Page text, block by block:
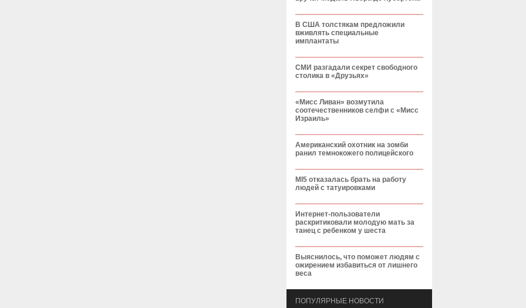
В США толстякам предложили
вживлять специальные
имплантаты
СМИ разгадали секрет свободного
столика в «Друзьях»
«Мисс Ливан» возмутила
соотечественников селфи с «Мисс
Израиль»
Американский охотник на зомби
ранил темнокожего полицейского
MI5 отказалась брать на работу
людей с татуировками
Интернет-пользователи
раскритиковали молодую мать за
танец с ребенком у шеста
Выяснилось, что поможет людям с
ожирением избавиться от лишнего
веса
ПОПУЛЯРНЫЕ НОВОСТИ